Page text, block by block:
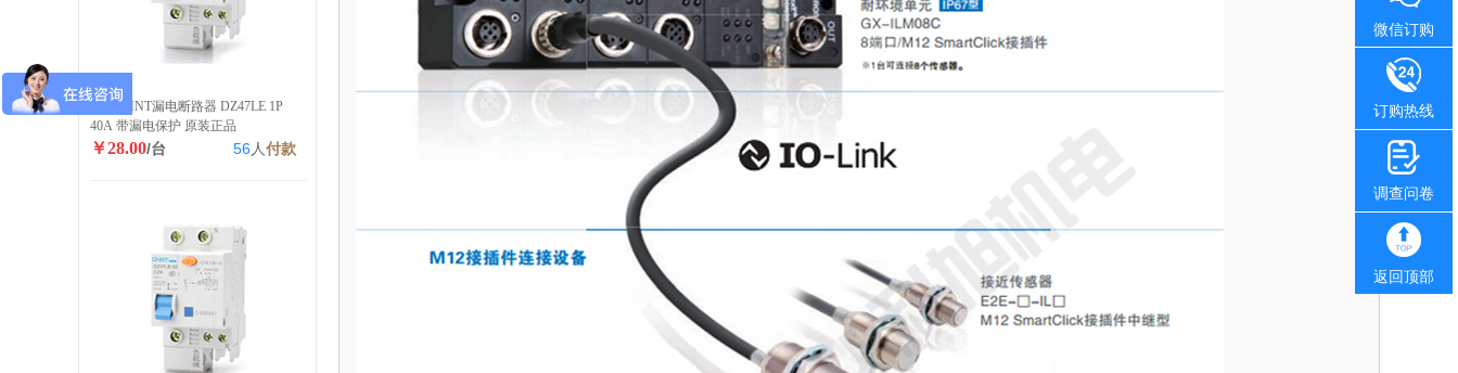
正泰CHNT漏电断路器 DZ47LE 1P
40A 带漏电保护 原装正品
￥28.00/台 56人付款
微信订购
订购热线
调查问卷
返回顶部